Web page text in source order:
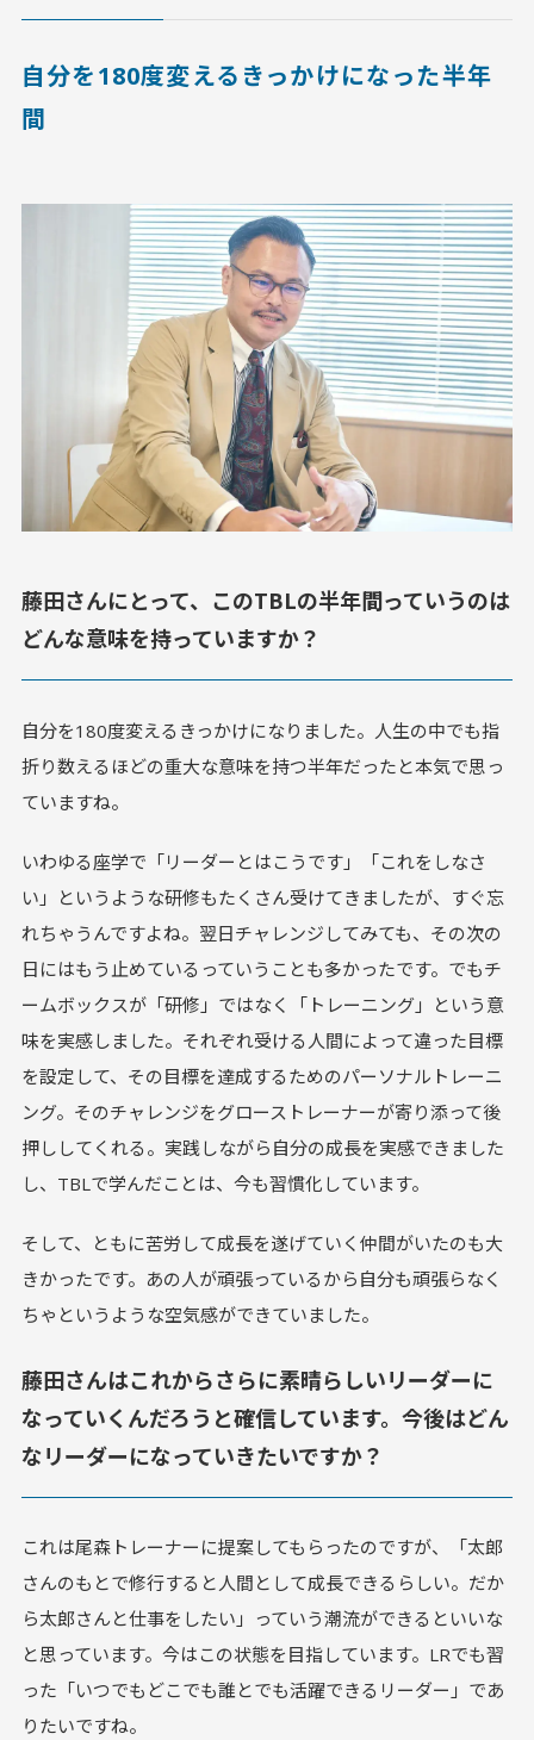
自分を180度変えるきっかけになった半年
間
藤田さんにとって、このTBLの半年間っていうのは
どんな意味を持っていますか？
自分を180度変えるきっかけになりました。人生の中でも指
折り数えるほどの重大な意味を持つ半年だったと本気で思っ
ていますね。
いわゆる座学で「リーダーとはこうです」「これをしなさ
い」というような研修もたくさん受けてきましたが、すぐ忘
れちゃうんですよね。翌日チャレンジしてみても、その次の
日にはもう止めているっていうことも多かったです。でもチ
ームボックスが「研修」ではなく「トレーニング」という意
味を実感しました。それぞれ受ける人間によって違った目標
を設定して、その目標を達成するためのパーソナルトレーニ
ング。そのチャレンジをグローストレーナーが寄り添って後
押ししてくれる。実践しながら自分の成長を実感できました
し、TBLで学んだことは、今も習慣化しています。
そして、ともに苦労して成長を遂げていく仲間がいたのも大
きかったです。あの人が頑張っているから自分も頑張らなく
ちゃというような空気感ができていました。
藤田さんはこれからさらに素晴らしいリーダーに
なっていくんだろうと確信しています。今後はどん
なリーダーになっていきたいですか？
これは尾森トレーナーに提案してもらったのですが、「太郎
さんのもとで修行すると人間として成長できるらしい。だか
ら太郎さんと仕事をしたい」っていう潮流ができるといいな
と思っています。今はこの状態を目指しています。LRでも習
った「いつでもどこでも誰とでも活躍できるリーダー」であ
りたいですね。